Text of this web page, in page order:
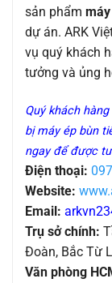
sản phẩm
dự án. ARK
vụ quý khách
tưởng và ủng
Quý khách
bị máy ép bùn
ngay để được
Điện thoại:
Website:
Email:
Trụ sở chính:
Đoàn, Bắc Từ
Văn phòng